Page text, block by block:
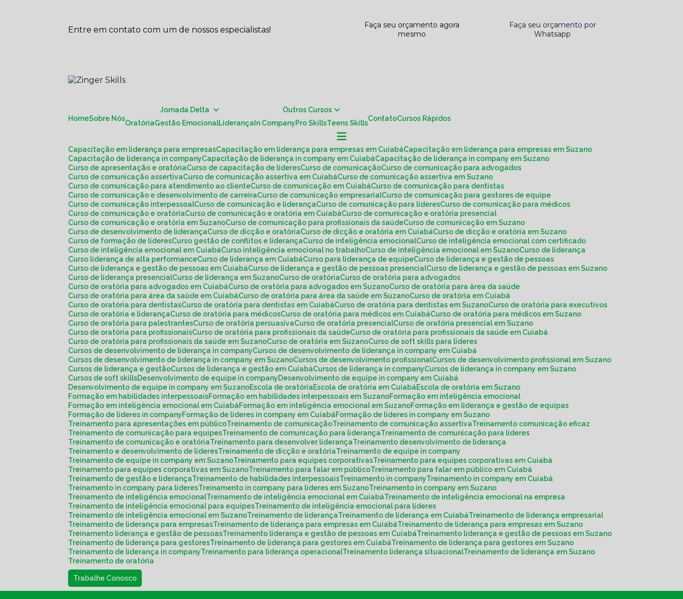
Entre em contato com um de nossos especialistas!
Faça seu orçamento agora
mesmo
Faça seu orçamento por
Whatsapp
Home Sobre Nós
Jornada Delta
Oratória
Gestão Emocional Liderança
Outros Cursos
In Company
Pro Skills Teens Skills
Contato Cursos Rápidos
Capacitação em liderança para empresas Capacitação em liderança para empresas em Cuiabá
Capacitação em liderança para empresas em Suzano
Capacitação de liderança in company
Capacitação de liderança in company em Cuiabá
Capacitação de liderança in company em Suzano
Curso de apresentação e oratória
Curso de capacitação de líderes Curso de comunicação
Curso de comunicação para advogados
Curso de comunicação assertiva
Curso de comunicação assertiva em Cuiabá
Curso de comunicação assertiva em Suzano
Curso de comunicação para atendimento ao cliente
Curso de comunicação em Cuiabá
Curso de comunicação para dentistas
Curso de comunicação e desenvolvimento de carreira
Curso de comunicação empresarial
Curso de comunicação para gestores de equipe
Curso de comunicação interpessoal
Curso de comunicação e liderança Curso de comunicação para líderes
Curso de comunicação para médicos
Curso de comunicação e oratória
Curso de comunicação e oratória em Cuiabá
Curso de comunicação e oratória presencial
Curso de comunicação e oratória em Suzano
Curso de comunicação para profissionais da saúde
Curso de comunicação em Suzano
Curso de desenvolvimento de liderança
Curso de dicção e oratória Curso de dicção e oratória em Cuiabá
Curso de dicção e oratória em Suzano
Curso de formação de líderes
Curso gestão de conflitos e liderança Curso de inteligência emocional
Curso de inteligência emocional com certificado
Curso de inteligência emocional em Cuiabá
Curso inteligência emocional no trabalho Curso de inteligência emocional em Suzano
Curso de liderança
Curso liderança de alta performance
Curso de liderança em Cuiabá Curso para liderança de equipe
Curso de liderança e gestão de pessoas
Curso de liderança e gestão de pessoas em Cuiabá
Curso de liderança e gestão de pessoas presencial
Curso de liderança e gestão de pessoas em Suzano
Curso de liderança presencial
Curso de liderança em Suzano Curso de oratória
Curso de oratória para advogados
Curso de oratória para advogados em Cuiabá
Curso de oratória para advogados em Suzano
Curso de oratória para área da saúde
Curso de oratória para área da saúde em Cuiabá
Curso de oratória para área da saúde em Suzano
Curso de oratória em Cuiabá
Curso de oratória para dentistas
Curso de oratória para dentistas em Cuiabá Curso de oratória para dentistas em Suzano
Curso de oratória para executivos
Curso de oratória e liderança
Curso de oratória para médicos Curso de oratória para médicos em Cuiabá
Curso de oratória para médicos em Suzano
Curso de oratória para palestrantes
Curso de oratória persuasiva Curso de oratória presencial
Curso de oratória presencial em Suzano
Curso de oratória para profissionais
Curso de oratória para profissionais da saúde
Curso de oratória para profissionais da saúde em Cuiabá
Curso de oratória para profissionais da saúde em Suzano
Curso de oratória em Suzano
Curso de soft skills para líderes
Cursos de desenvolvimento de liderança in company
Cursos de desenvolvimento de liderança in company em Cuiabá
Cursos de desenvolvimento de liderança in company em Suzano
Cursos de desenvolvimento profissional
Cursos de desenvolvimento profissional em Suzano
Cursos de liderança e gestão
Cursos de liderança e gestão em Cuiabá Cursos de liderança in company
Cursos de liderança in company em Suzano
Cursos de soft skills
Desenvolvimento de equipe in company
Desenvolvimento de equipe in company em Cuiabá
Desenvolvimento de equipe in company em Suzano Escola de oratória Escola de oratória em Cuiabá Escola de oratória em Suzano
Formação em habilidades interpessoais Formação em habilidades interpessoais em Suzano Formação em inteligência emocional
Formação em inteligência emocional em Cuiabá
Formação em inteligência emocional em Suzano Formação em liderança e gestão de equipas
Formação de líderes in company Formação de líderes in company em Cuiabá
Formação de líderes in company em Suzano
Treinamento para apresentações em público
Treinamento de comunicação Treinamento de comunicação assertiva
Treinamento comunicação eficaz
Treinamento de comunicação para equipes
Treinamento de comunicação para liderança
Treinamento de comunicação para líderes
Treinamento de comunicação e oratória
Treinamento para desenvolver liderança
Treinamento desenvolvimento de liderança
Treinamento e desenvolvimento de líderes
Treinamento de dicção e oratória
Treinamento de equipe in company
Treinamento de equipe in company em Suzano
Treinamento para equipes corporativas
Treinamento para equipes corporativas em Cuiabá
Treinamento para equipes corporativas em Suzano
Treinamento para falar em público
Treinamento para falar em público em Cuiabá
Treinamento de gestão e liderança
Treinamento de habilidades interpessoais Treinamento in company
Treinamento in company em Cuiabá
Treinamento in company para líderes
Treinamento in company para líderes em Suzano
Treinamento in company em Suzano
Treinamento de inteligência emocional
Treinamento de inteligência emocional em Cuiabá
Treinamento de inteligência emocional na empresa
Treinamento de inteligência emocional para equipes
Treinamento de inteligência emocional para líderes
Treinamento de inteligência emocional em Suzano
Treinamento de liderança Treinamento de liderança em Cuiabá
Treinamento de liderança empresarial
Treinamento de liderança para empresas
Treinamento de liderança para empresas em Cuiabá
Treinamento de liderança para empresas em Suzano
Treinamento liderança e gestão de pessoas
Treinamento liderança e gestão de pessoas em Cuiabá
Treinamento liderança e gestão de pessoas em Suzano
Treinamento de liderança para gestores
Treinamento de liderança para gestores em Cuiabá
Treinamento de liderança para gestores em Suzano
Treinamento de liderança in company
Treinamento para liderança operacional Treinamento liderança situacional
Treinamento de liderança em Suzano
Treinamento de oratória
Trabalhe Conosco